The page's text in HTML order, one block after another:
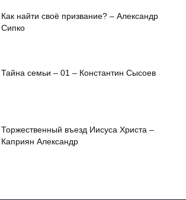
Как найти своё призвание? – Александр
Сипко
Тайна семьи – 01 – Константин Сысоев
Торжественный въезд Иисуса Христа –
Каприян Александр